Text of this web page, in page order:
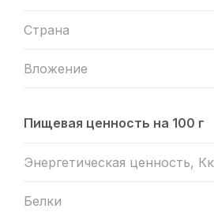
Страна
Вложение
Пищевая ценность на 100 г
Энергетическая ценность,
Белки